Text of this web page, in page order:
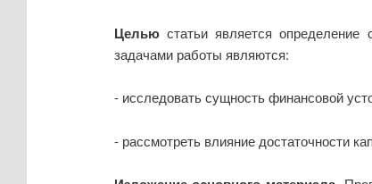
Цельюстатьи является определение
задачами работы являются:
- исследовать сущность финансовой
- рассмотреть влияние достаточности